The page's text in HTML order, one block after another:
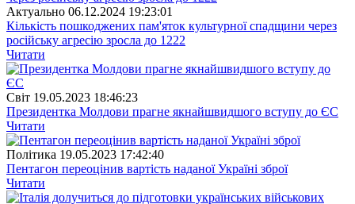
Актуально 06.12.2024 19:23:01
Кількість пошкоджених пам'яток культурної спадщини через
російську агресію зросла до 1222
Читати
Свiт 19.05.2023 18:46:23
Президентка Молдови прагне якнайшвидшого вступу до ЄС
Читати
Полiтика 19.05.2023 17:42:40
Пентагон переоцінив вартість наданої Україні зброї
Читати